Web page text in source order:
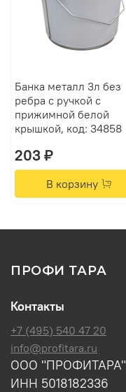
Банка металл 3л без
ребра с ручкой с
прижимной белой
крышкой, код: 34858
203 ₽
В корзину
ПРОФИ ТАРА
Контакты
+7 (495) 540 47 20
info@profitara.ru
ООО "ПРОФИТАРА"
ИНН 5018182336